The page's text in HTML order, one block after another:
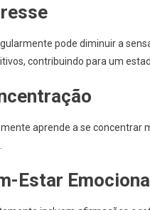
pode diminuir a
contribuindo para um
aprende a se
Estar